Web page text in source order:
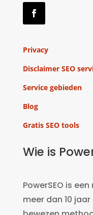
Privacy
Disclaimer SEO
Service gebieden
Blog
Gratis SEO tools
Wie is
PowerSEO is
meer dan 10